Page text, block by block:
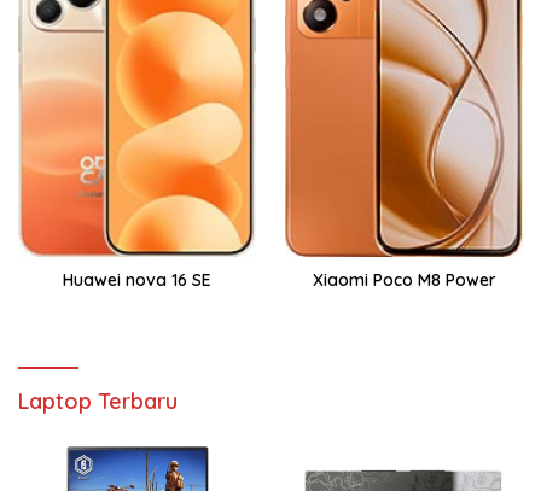
Huawei nova 16 SE Xiaomi Poco M8 Power
Laptop Terbaru